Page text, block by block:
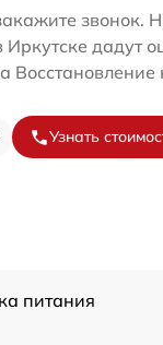
звонок.
Иркутске дадут
Восстановление
Узнать
питания